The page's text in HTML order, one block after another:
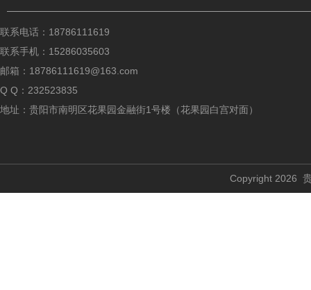
联系电话：18786111619
联系手机：15286035603
邮箱：18786111619@163.com
Q Q：232523835
地址：贵阳市南明区花果园金融街1号楼（花果园白宫对面）
Copyright 2026